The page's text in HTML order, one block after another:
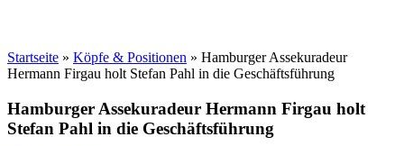
Startseite » Köpfe & Positionen » Hamburger Assekuradeur
Hermann Firgau holt Stefan Pahl in die Geschäftsführung
Hamburger Assekuradeur Hermann Firgau holt
Stefan Pahl in die Geschäftsführung